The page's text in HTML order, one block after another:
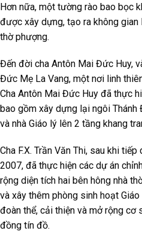
Hơn nữa, một tường rào bao bọc
được xây dựng, tạo ra không
thờ phượng.
Đến đời cha Antôn Mai Đức Huy,
Đức Mẹ La Vang, một nơi linh
Cha Antôn Mai Đức Huy đã thực
bao gồm xây dựng lại ngôi
và nhà Giáo lý lên 2 tầng khang
Cha F.X. Trần Văn Thi, sau khi
2007, đã thực hiện các dự án
rộng diện tích hai bên hông nhà
và xây thêm phòng sinh hoạt
đoàn thể, cải thiện và mở rộng
đồng tín đồ.